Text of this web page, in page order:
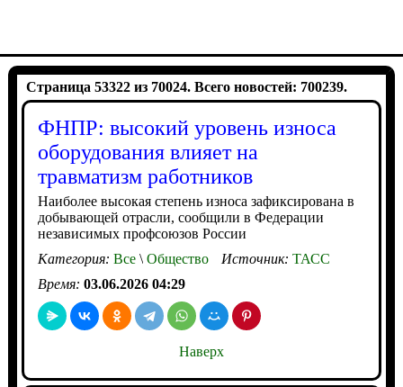
Страница 53322 из 70024. Всего новостей: 700239.
ФНПР: высокий уровень износа
оборудования влияет на
травматизм работников
Наиболее высокая степень износа зафиксирована в
добывающей отрасли, сообщили в Федерации
независимых профсоюзов России
Категория: Все\Общество Источник: ТАСС
Время: 03.06.2026 04:29
Наверх